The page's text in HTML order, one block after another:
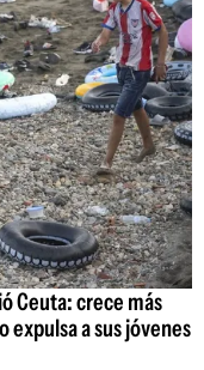
Ceuta: crece más
expulsa a sus jóvenes